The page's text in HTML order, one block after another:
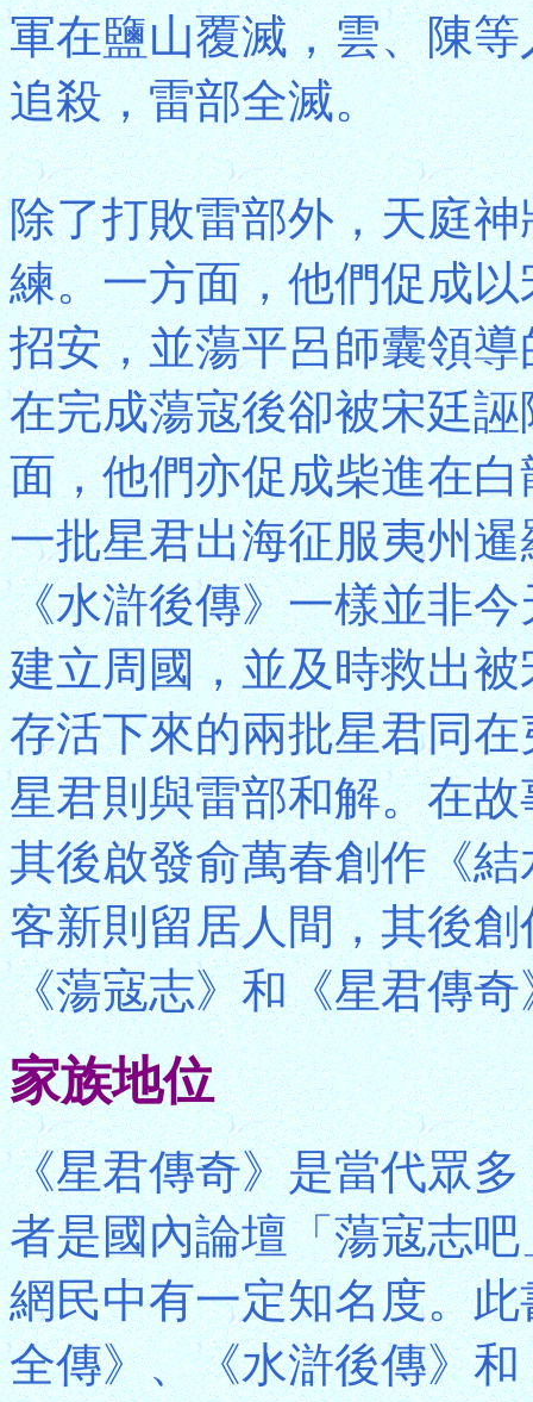
軍在鹽山覆滅，雲、陳
追殺，雷部全滅。
除了打敗雷部外，天庭
練。一方面，他們促成
招安，並蕩平呂師囊領
在完成蕩寇後卻被宋廷
面，他們亦促成柴進在
一批星君出海征服夷州
《水滸後傳》一樣並非
建立周國，並及時救出
存活下來的兩批星君同
星君則與雷部和解。在
其後啟發俞萬春創作《
客新則留居人間，其後
《蕩寇志》和《星君傳
家族地位
《星君傳奇》是當代眾
者是國內論壇「蕩寇志
網民中有一定知名度。
全傳》、《水滸後傳》